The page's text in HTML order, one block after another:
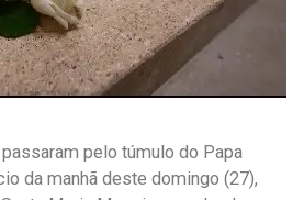
pelo túmulo do Papa
da manhã deste domingo (27),